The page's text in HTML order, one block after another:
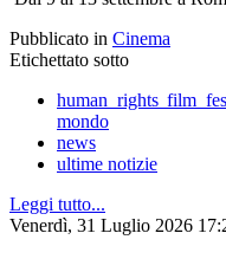
Pubblicato in Cinema
Etichettato sotto
human rights film
mondo
news
ultime notizie
Leggi tutto...
Venerdì, 31 Luglio 2026